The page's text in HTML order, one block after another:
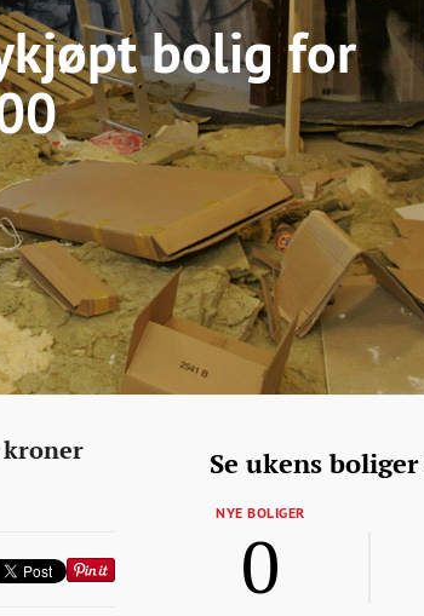
bolig for
kroner
Se ukens
NYE BOLIGER
0